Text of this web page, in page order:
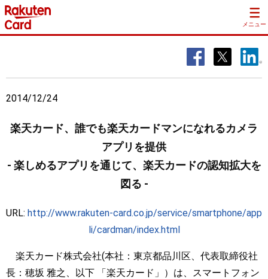
メニュー
2014/12/24
楽天カード、誰でも楽天カードマンになれるカメラ
アプリを提供
- 楽しめるアプリを通じて、楽天カードの認知拡大を
図る -
URL: http://www.rakuten-card.co.jp/service/smartphone/app
li/cardman/index.html
楽天カード株式会社(本社：東京都品川区、代表取締役社
長：穂坂 雅之、以下 「楽天カード」）は、スマートフォン